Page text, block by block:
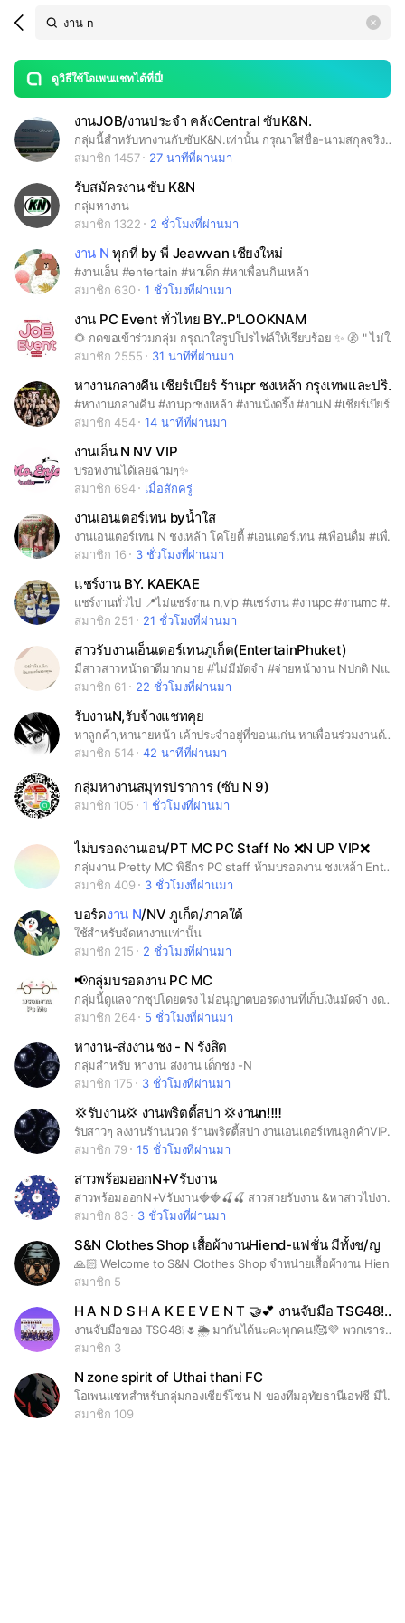
Search
OpenChats
messages
search
area
ดูวิธีใช้โอเพนแชทได้ที่นี่!
open
งานJOB/งานประจำ คลังCentral ซับK&N.
กลุ่มนี้สำหรับหางานกับซับK&N.เท่านั้น กรุณาใส่ชื่อ-นามสกุลจริงในชื่อไลน์ด้วยนะคะ
สมาชิก 1457
27 นาทีที่ผ่านมา
รับสมัครงาน ซับ K&N
กลุ่มหางาน
สมาชิก 1322
2 ชั่วโมงที่ผ่านมา
งาน N ทุกที่ by พี่ Jeawvan เชียงใหม่
#งานเอ็น #entertain #หาเด็ก #หาเพื่อนกินเหล้า
สมาชิก 630
1 ชั่วโมงที่ผ่านมา
งาน PC Event ทั่วไทย BY..P'LOOKNAM
🌻 กดขอเข้าร่วมกลุ่ม กรุณาใส่รูปโปรไฟล์ให้เรียบร้อย ✨ 🚷 " ไม่ใส่รูปโปรไฟล์ ไม่รับเข้ากลุ่ม ลบคำขอทันที ระบุตัวตนให้ชัดเจน " ✈️ กลุ่มสำหรับหางาน PC MC BA PG Event และ HR. Sup. เข้ามาหาเด็กๆร่วมงานเท่านั้น ⛔ ห้ามส่งเว็บพนัน เงินกู้ งานN. งาน18+ ⛔
สมาชิก 2555
31 นาทีที่ผ่านมา
หางานกลางคืน เชียร์เบียร์ ร้านpr ชงเหล้า กรุงเทพและปริมณฑล
#หางานกลางคืน #งานprชงเหล้า #งานนั่งดริ๊ง #งานN #เชียร์เบียร์ #parttime #งานเสริม #งานพริตตี้ #งานสนุก
สมาชิก 454
14 นาทีที่ผ่านมา
งานเอ็น N NV VIP
บรอทงานได้เลยฉ่ามๆ✨
สมาชิก 694
เมื่อสักครู่
งานเอนเตอร์เทน byน้ำใส
งานเอนเตอร์เทน N ชงเหล้า โคโยตี้ #เอนเตอร์เทน #เพื่อนดื่ม #เพื่อนเที่ยว #งานชงเหล้า
สมาชิก 16
3 ชั่วโมงที่ผ่านมา
แชร์งาน BY. KAEKAE
แชร์งานทั่วไป 📍ไม่แชร์งาน n,vip #แชร์งาน #งานpc #งานmc #staff
สมาชิก 251
21 ชั่วโมงที่ผ่านมา
สาวรับงานเอ็นเตอร์เทนภูเก็ต(EntertainPhuket)
มีสาวสาวหน้าตาดีมากมาย #ไม่มีมัดจำ #จ่ายหน้างาน Nปกติ Nแรง Nบิกินี่ Nลงเรือ Nถอดผ้า
สมาชิก 61
22 ชั่วโมงที่ผ่านมา
รับงานN,รับจ้างแชทคุย
หาลูกค้า,หานายหน้า เค้าประจำอยู่ที่ขอนแก่น หาเพื่อนร่วมงานด้วย #รับงานเอน#รับจ้างเป็นเพื่อน
สมาชิก 514
42 นาทีที่ผ่านมา
กลุ่มหางานสมุทรปราการ (ซับ N 9)
สมาชิก 105 1 ชั่วโมงที่ผ่านมา
ไม่บรอดงานเอน/PT MC PC Staff No ❌N UP VIP❌
กลุ่มงาน Pretty MC พิธีกร PC staff ห้ามบรอดงาน ชงเหล้า Entertain UP VIP หรืองานเสื่อมเสียใดๆ บรอดงานต้องใส่ไอดีไลน์ทุกครั้ง
สมาชิก 409
3 ชั่วโมงที่ผ่านมา
บอร์ดงาน N/NV ภูเก็ต/ภาคใต้
ใช้สำหรับจัดหางานเท่านั้น
สมาชิก 215
2 ชั่วโมงที่ผ่านมา
📢กลุ่มบรอดงาน PC MC
กลุ่มนี้ดูแลจากซุปโดยตรง ไม่อนุญาตบอรดงานที่เก็บเงินมัดจำ งดบรอดงานN ชงเหล้าทุกชนิด คนที่เข้ามาต้องเปลี่ยนชื่อก่อนเข้า เป็นชื่อเล่นตามด้วยจังหวัดตัวเอง หากมีงานที่ตรงเขต จะได้ ทักหาถูก หากเป็นSup ให้ตั้งคำนำหน้าว่า Sup ได้เลยค่ะ
สมาชิก 264
5 ชั่วโมงที่ผ่านมา
หางาน-ส่งงาน ชง - N รังสิต
กลุ่มสำหรับ หางาน ส่งงาน เด็กชง -N
สมาชิก 175
3 ชั่วโมงที่ผ่านมา
💢รับงาน💢 งานพริตตี้สปา 💢งานn‼️‼️
รับสาวๆ ลงงานร้านนวด ร้านพริตตี้สปา งานเอนเตอร์เทนลูกค้าVIP รายได้ดี ไม่มีค่าใช้จ่าย มีสวัสดิการให้ ดูแลดี ปลอดภัย
สมาชิก 79
15 ชั่วโมงที่ผ่านมา
สาวพร้อมออกN+Vรับงาน
สาวพร้อมออกN+Vรับงาน🍓🍓🍒🍒 สาวสวยรับงาน &หาสาวไปงานเชิญทาง บอดเราได้เลย😍🤑🤑♥️♥️♥️👍👍👌🙏
สมาชิก 83
3 ชั่วโมงที่ผ่านมา
S&N Clothes Shop เสื้อผ้างานHiend-แฟชั่น มีทั้งช/ญ
สมาชิก 5
H A N D S H A K E E V E N T 🤝💕 งานจับมือ TSG48!🌦☀️
งานจับมือของ TSG48❕🌷🌦 มากันได้นะคะทุกคน!🥰💜 พวกเรารออยู่น้าา~🤝🌷 T S G 4 8 👑
สมาชิก 3
N zone spirit of Uthai thani FC
โอเพนแชทสำหรับกลุ่มกองเชียร์โซน N ของทีมอุทัยธานีเอฟซี มีไว้สำหรับแจ้งข่าวสาร นัดหมายงานกิจกรรม และพูดคุยกันกับแนวทางการเชียร์ และพูดคุยกันเกี่ยวกับข่าวสารทีมอุทัยธานีเอฟซี *กฎกติกาในกลุ่ม* 1.ห้ามโพสภาพอนาจาร และวิดีโอโป๊เปือย 2.ห้ามนำการเมืองเข้ามาปะปนในกลุ่มเพราะที่นี่มีไว้คุยเรื่องฟุตบอล การเชียร์บอลและกิจกรรมที่เกี่ยวกับฟุตบอล 3.โปรดใช้ชื่อและรูปโปรไฟล์ตัวจริงเท่านั้นในการเข้ามาอยู่ในกลุ่ม เวลาเจอกันจะได้เรียกหรือทักกันถูกคน 4.โปรดให้เกียรติทุกคนที่อยู่ในกลุ่มเพราะทุกคนคือพวก เพื่อน พี่ น้องกัน 5.ใครไม่เข้าใจกลับไปอ่านใหม่ตั้งแต่ข้อ 1
สมาชิก 109